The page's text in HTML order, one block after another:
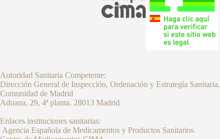
Autoridad Sanitaria Competente:
Dirección General de Inspección, Ordenación y Estrategía Sanitaria.
Comunidad de Madrid
Aduana, 29, 4ª planta. 28013 Madrid
Enlaces instituciones sanitarias:
Agencia Española de Medicamentos y Productos Sanitarios